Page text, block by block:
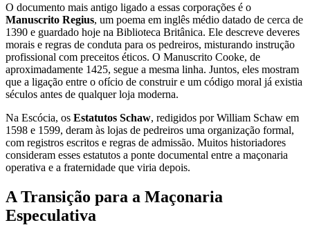
O documento mais antigo ligado a essas corporações é o
Manuscrito Regius, um poema em inglês médio datado de cerca de
1390 e guardado hoje na Biblioteca Britânica. Ele descreve deveres
morais e regras de conduta para os pedreiros, misturando instrução
profissional com preceitos éticos. O Manuscrito Cooke, de
aproximadamente 1425, segue a mesma linha. Juntos, eles mostram
que a ligação entre o ofício de construir e um código moral já existia
séculos antes de qualquer loja moderna.
Na Escócia, os Estatutos Schaw, redigidos por William Schaw em
1598 e 1599, deram às lojas de pedreiros uma organização formal,
com registros escritos e regras de admissão. Muitos historiadores
consideram esses estatutos a ponte documental entre a maçonaria
operativa e a fraternidade que viria depois.
A Transição para a Maçonaria
Especulativa